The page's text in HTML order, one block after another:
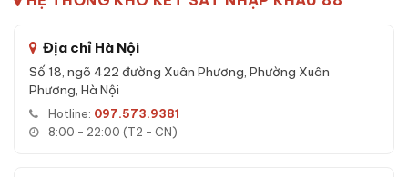
bên trong cánh - chống cạy phá toàn diện.
Đặc tính kỹ thuật Két sắt Aifeibao HK-
A1D-60-TLB App điện thoại vân tay
Địa chỉ Hà Nội
Số 18, ngõ 422 đường Xuân Phương, Phường Xuân
Phương, Hà Nội
Hotline: 097.573.9381
8:00 - 22:00 (T2 - CN)